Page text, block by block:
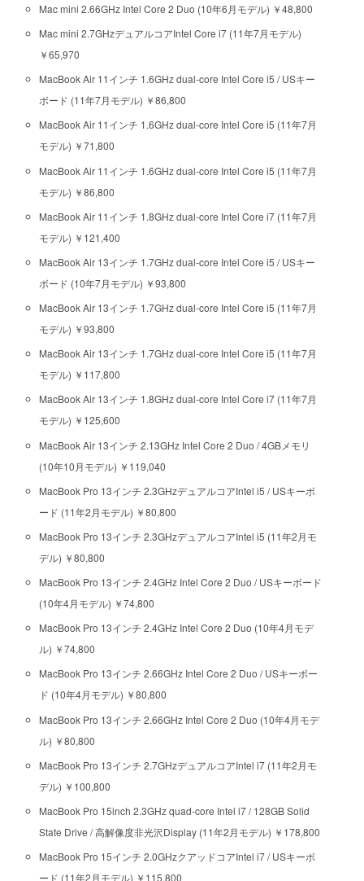
Mac mini 2.66GHz Intel Core 2 Duo (10年6月モデル) ￥48,800
Mac mini 2.7GHzデュアルコアIntel Core i7 (11年7月モデル)
￥65,970
MacBook Air 11インチ 1.6GHz dual-core Intel Core i5 / USキー
ボード (11年7月モデル) ￥86,800
MacBook Air 11インチ 1.6GHz dual-core Intel Core i5 (11年7月
モデル) ￥71,800
MacBook Air 11インチ 1.6GHz dual-core Intel Core i5 (11年7月
モデル) ￥86,800
MacBook Air 11インチ 1.8GHz dual-core Intel Core i7 (11年7月
モデル) ￥121,400
MacBook Air 13インチ 1.7GHz dual-core Intel Core i5 / USキー
ボード (10年7月モデル) ￥93,800
MacBook Air 13インチ 1.7GHz dual-core Intel Core i5 (11年7月
モデル) ￥93,800
MacBook Air 13インチ 1.7GHz dual-core Intel Core i5 (11年7月
モデル) ￥117,800
MacBook Air 13インチ 1.8GHz dual-core Intel Core i7 (11年7月
モデル) ￥125,600
MacBook Air 13インチ 2.13GHz Intel Core 2 Duo / 4GBメモリ
(10年10月モデル) ￥119,040
MacBook Pro 13インチ 2.3GHzデュアルコアIntel i5 / USキーボ
ード (11年2月モデル) ￥80,800
MacBook Pro 13インチ 2.3GHzデュアルコアIntel i5 (11年2月モ
デル) ￥80,800
MacBook Pro 13インチ 2.4GHz Intel Core 2 Duo / USキーボード
(10年4月モデル) ￥74,800
MacBook Pro 13インチ 2.4GHz Intel Core 2 Duo (10年4月モデ
ル) ￥74,800
MacBook Pro 13インチ 2.66GHz Intel Core 2 Duo / USキーボー
ド (10年4月モデル) ￥80,800
MacBook Pro 13インチ 2.66GHz Intel Core 2 Duo (10年4月モデ
ル) ￥80,800
MacBook Pro 13インチ 2.7GHzデュアルコアIntel i7 (11年2月モ
デル) ￥100,800
MacBook Pro 15inch 2.3GHz quad-core Intel i7 / 128GB Solid
State Drive / 高解像度非光沢Display (11年2月モデル) ￥178,800
MacBook Pro 15インチ 2.0GHzクアッドコアIntel i7 / USキーボ
ード (11年2月モデル) ￥115,800